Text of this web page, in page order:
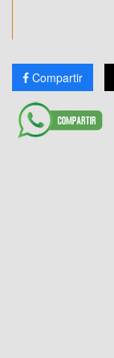
Compartir